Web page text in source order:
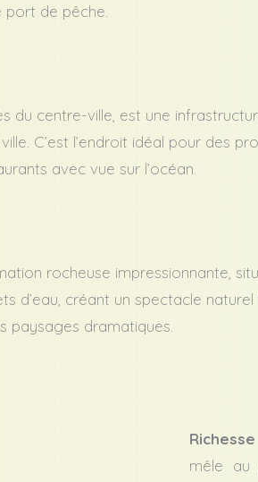
port de pêche.
du centre-ville, est une
C’est l’endroit idéal pour des
avec vue sur l’océan.
rocheuse impressionnante,
d’eau, créant un spectacle
paysages dramatiques.
mêle au